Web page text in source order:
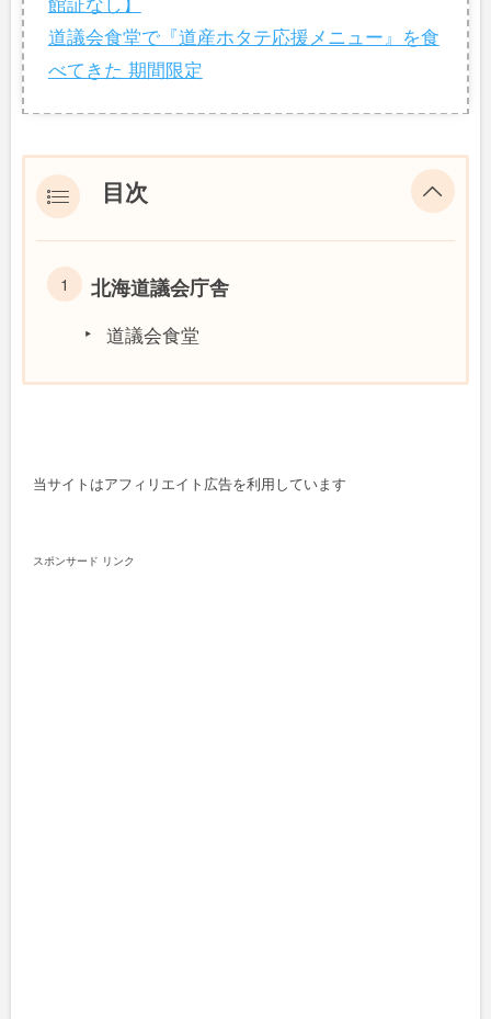
館証なし】
道議会食堂で『道産ホタテ応援メニュー』を食
べてきた 期間限定
目次
北海道議会庁舎
道議会食堂
当サイトはアフィリエイト広告を利用しています
スポンサード リンク